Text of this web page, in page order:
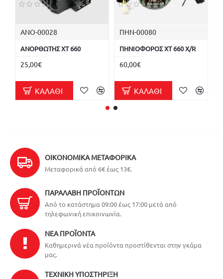
ΑΝΟ-00028
ΑΝΟΡΘΩΤΗΣ XT 660
25,00€
ΚΑΛΆΘΙ
ΠΗΝ-00080
ΠΗΝΙΟΦΟΡΟΣ XT 660 X/R
60,00€
ΚΑΛΆΘΙ
ΟΙΚΟΝΟΜΙΚΆ ΜΕΤΑΦΟΡΙΚΆ
Μεταφορικά από 6€ έως 13€.
ΠΑΡΑΛΑΒΉ ΠΡΟΪΌΝΤΩΝ
Από το κατάστημα 09:00 έως 17:00 μετά από
τηλεφωνική επικοινωνία.
ΝΈΑ ΠΡΟΪΌΝΤΑ
Καθημερινά νέα προϊόντα προστίθενται στην γκάμα
μας.
ΤΕΧΝΙΚΉ ΥΠΟΣΤΉΡΙΞΗ